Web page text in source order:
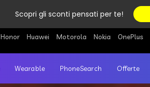
Scopri gli sconti pensati per te!
Honor Huawei Motorola Nokia OnePlus
Wearable PhoneSearch Offerte